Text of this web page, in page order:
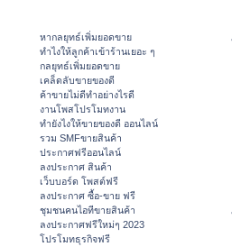
หากลยุทธ์เพิ่มยอดขาย
ทําไงให้ลูกค้าเข้าร้านเยอะ ๆ
กลยุทธ์เพิ่มยอดขาย
เคล็ดลับขายของดี
ค้าขายไม่ดีทำอย่างไรดี
งานโพสโปรโมทงาน
ทํายังไงให้ขายของดี ออนไลน์
รวม SMFขายสินค้า
ประกาศฟรีออนไลน์
ลงประกาศ สินค้า
เว็บบอร์ด โพสต์ฟรี
ลงประกาศ ซื้อ-ขาย ฟรี
ชุมชนคนไอทีขายสินค้า
ลงประกาศฟรีใหม่ๆ 2023
โปรโมทธุรกิจฟรี